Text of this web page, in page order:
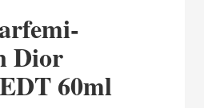
Dior
60ml